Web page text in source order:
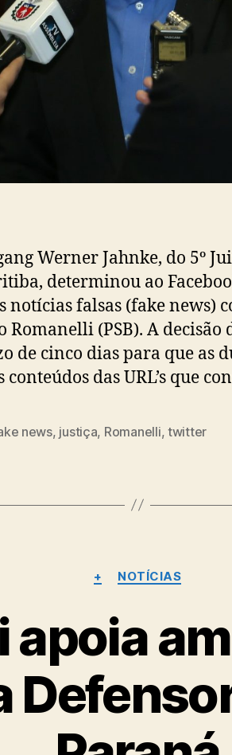
Werner Jahnke, do 5º
determinou ao
notícias falsas (fake news)
Romanelli (PSB). A decisão
de cinco dias para que as
das URL’s que
news, justiça, Romanelli, twitter
Categorias
+ NOTÍCIAS
apoia